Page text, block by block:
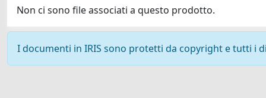
Non ci sono file associati a questo prodotto.
I documenti in IRIS sono protetti da copyright e tutti i